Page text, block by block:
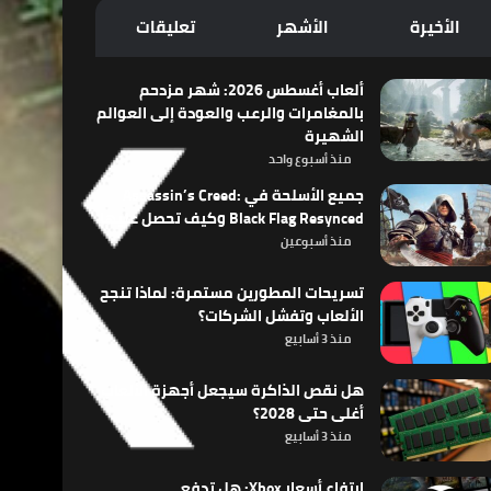
الأخيرة الأشهر تعليقات
ألعاب أغسطس 2026: شهر مزدحم
بالمغامرات والرعب والعودة إلى العوالم
الشهيرة
منذ أسبوع واحد
جميع الأسلحة في Assassin’s Creed:
Black Flag Resynced وكيف تحصل عليها
منذ أسبوعين
تسريحات المطورين مستمرة: لماذا تنجح
الألعاب وتفشل الشركات؟
منذ 3 أسابيع
هل نقص الذاكرة سيجعل أجهزة الألعاب
أغلى حتى 2028؟
منذ 3 أسابيع